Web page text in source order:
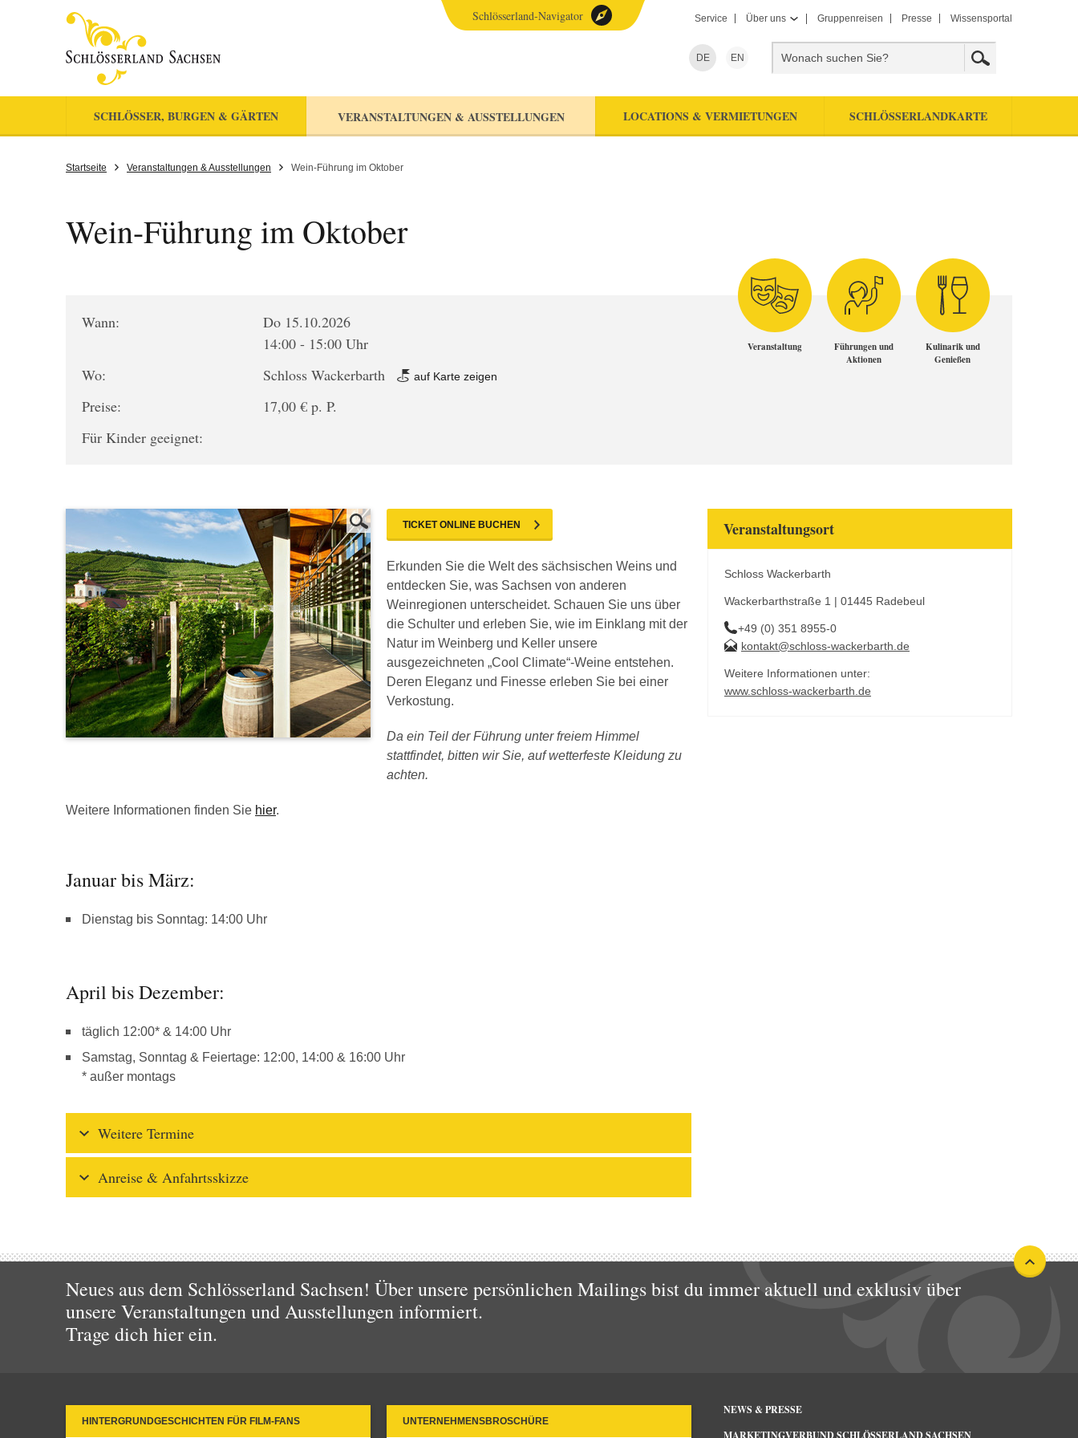
Service Über uns Gruppenreisen Presse Wissensportal
DE EN
SCHLÖSSER, BURGEN & GÄRTEN VERANSTALTUNGEN & AUSSTELLUNGEN LOCATIONS & VERMIETUNGEN SCHLÖSSERLANDKARTE
Schlösserland-Navigator
Startseite Veranstaltungen & Ausstellungen Wein-Führung im Oktober
Wein-Führung im Oktober
Wann:
Do 15.10.2026
14:00 - 15:00 Uhr
Wo:
Schloss Wackerbarth auf Karte zeigen
Preise:
17,00 € p. P.
Für Kinder geeignet:
Veranstaltung
Führungen und
Aktionen
Kulinarik und
Genießen
TICKET ONLINE BUCHEN
Erkunden Sie die Welt des sächsischen Weins und
entdecken Sie, was Sachsen von anderen
Weinregionen unterscheidet. Schauen Sie uns über
die Schulter und erleben Sie, wie im Einklang mit der
Natur im Weinberg und Keller unsere
ausgezeichneten „Cool Climate“-Weine entstehen.
Deren Eleganz und Finesse erleben Sie bei einer
Verkostung.
Da ein Teil der Führung unter freiem Himmel
stattfindet, bitten wir Sie, auf wetterfeste Kleidung zu
achten.
Weitere Informationen finden Sie hier.
Januar bis März:
Dienstag bis Sonntag: 14:00 Uhr
April bis Dezember:
täglich 12:00* & 14:00 Uhr
Samstag, Sonntag & Feiertage: 12:00, 14:00 & 16:00 Uhr
* außer montags
Weitere Termine
Anreise & Anfahrtsskizze
Veranstaltungsort
Schloss Wackerbarth
Wackerbarthstraße 1 | 01445 Radebeul
+49 (0) 351 8955-0
kontakt@schloss-wackerbarth.de
Weitere Informationen unter:
www.schloss-wackerbarth.de
Neues aus dem Schlösserland Sachsen! Über unsere persönlichen Mailings bist du immer aktuell und exklusiv über
unsere Veranstaltungen und Ausstellungen informiert.
Trage dich hier ein.
HINTERGRUNDGESCHICHTEN FÜR FILM-FANS UNTERNEHMENSBROSCHÜRE
NEWS & PRESSE
MARKETINGVERBUND SCHLÖSSERLAND SACHSEN